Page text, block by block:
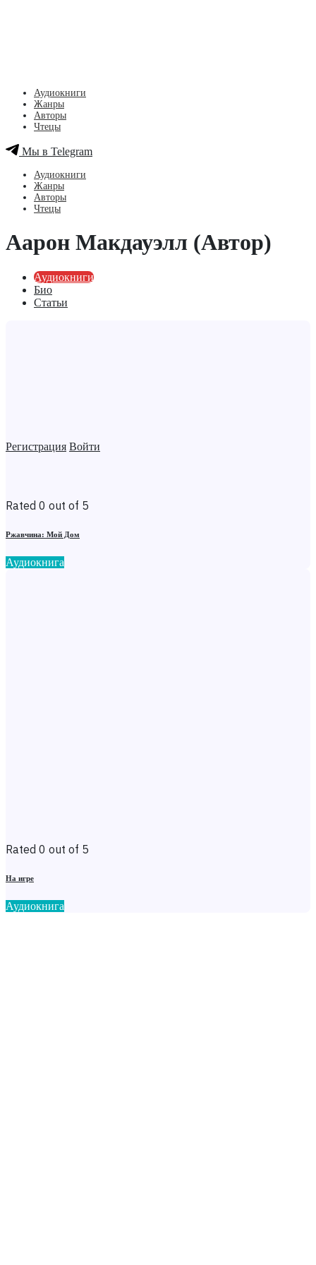
Регистрация Войти
Аудиокниги
Жанры
Авторы
Чтецы
Мы в Telegram
Аудиокниги
Жанры
Авторы
Чтецы
Аарон Макдауэлл (Автор)
Аудиокниги
Био
Статьи
Rated 0 out of 5
Ржавчина: Мой Дом
Аудиокнига
Rated 0 out of 5
На игре
Аудиокнига